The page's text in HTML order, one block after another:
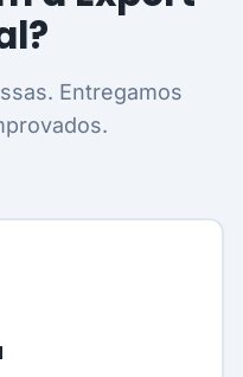
Entregamos